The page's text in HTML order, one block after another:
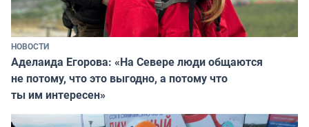
НОВОСТИ
Аделаида Егорова: «На Севере люди общаются
не потому, что это выгодно, а потому что
ты им интересен»